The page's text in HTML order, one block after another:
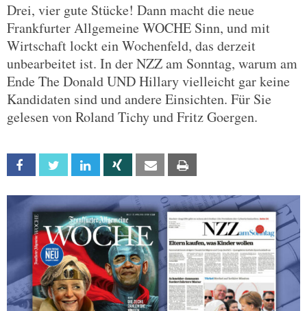
Drei, vier gute Stücke! Dann macht die neue
Frankfurter Allgemeine WOCHE Sinn, und mit
Wirtschaft lockt ein Wochenfeld, das derzeit
unbearbeitet ist. In der NZZ am Sonntag, warum am
Ende The Donald UND Hillary vielleicht gar keine
Kandidaten sind und andere Einsichten. Für Sie
gelesen von Roland Tichy und Fritz Goergen.
Facebook Twitter Linkedin Xing Email